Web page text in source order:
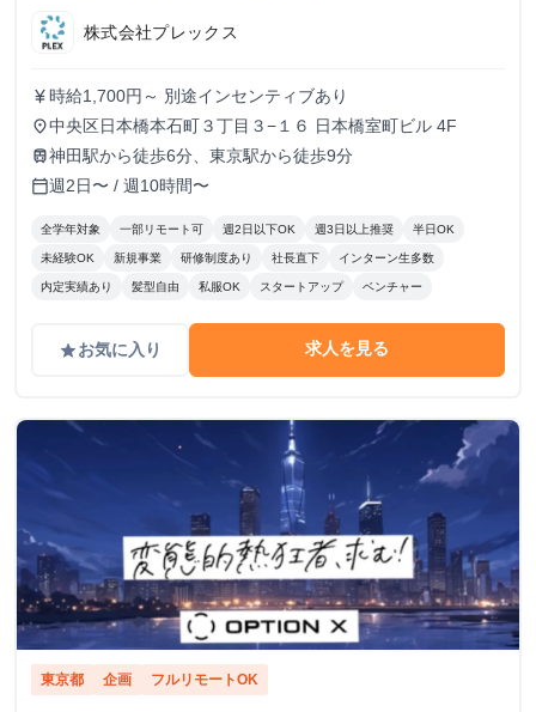
株式会社プレックス
currency_yen 時給1,700円～ 別途インセンティブあり
place中央区日本橋本石町３丁目３−１６ 日本橋室町ビル 4F
train神田駅から徒歩6分、東京駅から徒歩9分
calendar_today週2日〜 / 週10時間〜
全学年対象 一部リモート可 週2日以下OK 週3日以上推奨 半日OK
未経験OK 新規事業 研修制度あり 社長直下 インターン生多数
内定実績あり 髪型自由 私服OK スタートアップ ベンチャー
gradeお気に入り 求人を見る
東京都 企画 フルリモートOK